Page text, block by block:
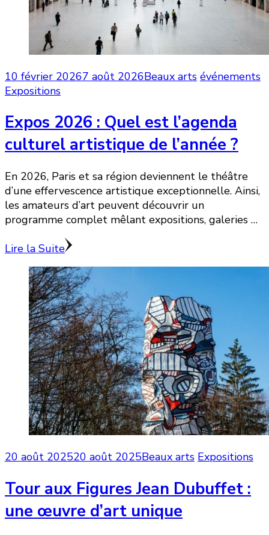
10 février 20267 août 2026Beaux arts événements
Expositions
Expos 2026 : Quel est l’agenda
culturel artistique de l’année ?
En 2026, Paris et sa région deviennent le théâtre
d’une effervescence artistique exceptionnelle. Ainsi,
les amateurs d’art peuvent découvrir un
programme complet mêlant expositions, galeries …
Lire la Suite
20 août 202520 août 2025Beaux arts Expositions
Tour aux Figures Jean Dubuffet :
une œuvre d’art unique